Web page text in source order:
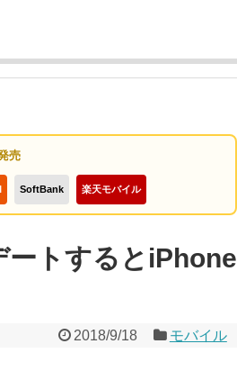
売
SoftBank 楽天モバイル
トするとiPhone
2018/9/18 モバイル